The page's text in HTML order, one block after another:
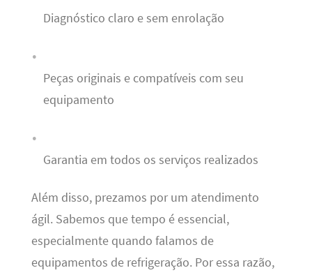
Diagnóstico claro e sem enrolação
Peças originais e compatíveis com seu
equipamento
Garantia em todos os serviços realizados
Além disso, prezamos por um atendimento
ágil. Sabemos que tempo é essencial,
especialmente quando falamos de
equipamentos de refrigeração. Por essa razão,